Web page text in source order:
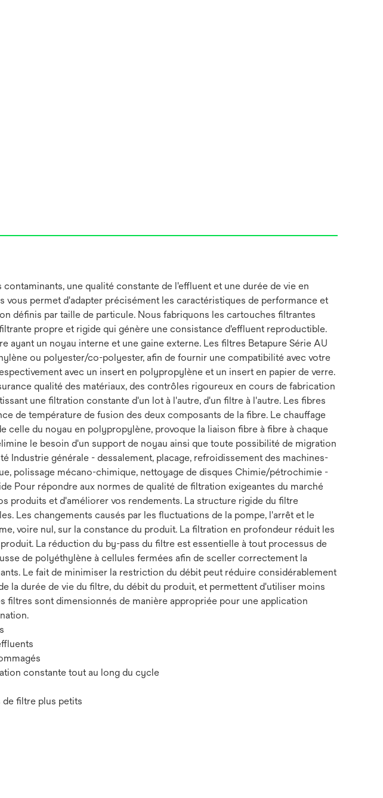
une qualité constante de l'effluent et une durée de vie en
vous permet d'adapter précisément les caractéristiques de performance et
définis par taille de particule. Nous fabriquons les cartouches filtrantes
propre et rigide qui génère une consistance d'effluent reproductible.
un noyau interne et une gaine externe. Les filtres Betapure Série AU
ou polyester/co-polyester, afin de fournir une compatibilité avec votre
avec un insert en polypropylène et un insert en papier de verre.
qualité des matériaux, des contrôles rigoureux en cours de fabrication
une filtration constante d'un lot à l'autre, d'un filtre à l'autre. Les fibres
de température de fusion des deux composants de la fibre. Le chauffage
celle du noyau en polypropylène, provoque la liaison fibre à fibre à chaque
le besoin d'un support de noyau ainsi que toute possibilité de migration
Industrie générale - dessalement, placage, refroidissement des machines-
polissage mécano-chimique, nettoyage de disques Chimie/pétrochimie -
Pour répondre aux normes de qualité de filtration exigeantes du marché
produits et d'améliorer vos rendements. La structure rigide du filtre
Les changements causés par les fluctuations de la pompe, l'arrêt et le
voire nul, sur la constance du produit. La filtration en profondeur réduit les
La réduction du by-pass du filtre est essentielle à tout processus de
de polyéthylène à cellules fermées afin de sceller correctement la
Le fait de minimiser la restriction du débit peut réduire considérablement
la durée de vie du filtre, du débit du produit, et permettent d'utiliser moins
sont dimensionnés de manière appropriée pour une application
constante tout au long du cycle
de filtre plus petits